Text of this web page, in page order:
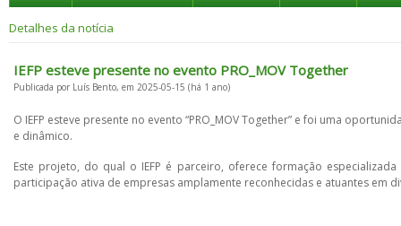
Detalhes da notícia
IEFP esteve presente no evento PRO_MOV Together
Publicada por Luís Bento, em 2025-05-15 (há 1 ano)
O IEFP esteve presente no evento “PRO_MOV Together” e foi uma
e dinâmico.
Este projeto, do qual o IEFP é parceiro, oferece formação
participação ativa de empresas amplamente reconhecidas e atuantes em